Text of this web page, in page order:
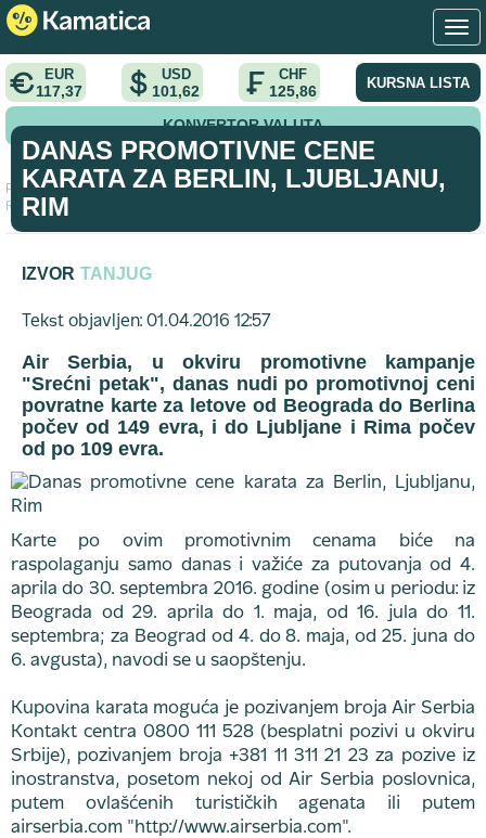
EUR
117,37
USD
101,62
CHF
125,86 KURSNA LISTA
KONVERTOR VALUTA
Početna > vest >
Danas promotivne cene karata za Berlin, Ljubljanu,
Rim
DANAS PROMOTIVNE CENE
KARATA ZA BERLIN, LJUBLJANU,
RIM
IZVOR TANJUG
Tekst objavljen: 01.04.2016 12:57
Air Serbia, u okviru promotivne kampanje
"Srećni petak", danas nudi po promotivnoj ceni
povratne karte za letove od Beograda do Berlina
počev od 149 evra, i do Ljubljane i Rima počev
od po 109 evra.
Karte po ovim promotivnim cenama biće na
raspolaganju samo danas i važiće za putovanja od 4.
aprila do 30. septembra 2016. godine (osim u periodu: iz
Beograda od 29. aprila do 1. maja, od 16. jula do 11.
septembra; za Beograd od 4. do 8. maja, od 25. juna do
6. avgusta), navodi se u saopštenju.
Kupovina karata moguća je pozivanjem broja Air Serbia
Kontakt centra 0800 111 528 (besplatni pozivi u okviru
Srbije), pozivanjem broja +381 11 311 21 23 za pozive iz
inostranstva, posetom nekoj od Air Serbia poslovnica,
putem ovlašćenih turističkih agenata ili putem
airserbia.com "http://www.airserbia.com".